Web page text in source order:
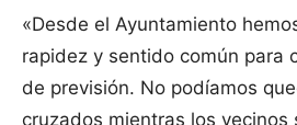
«Desde el Ayuntamiento
rapidez y sentido común para
de previsión. No podíamos
cruzados mientras los vecinos